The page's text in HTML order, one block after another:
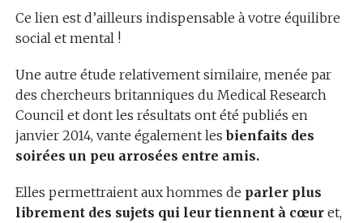
Ce lien est d’ailleurs indispensable à votre équilibre
social et mental !
Une autre étude relativement similaire, menée par
des chercheurs britanniques du Medical Research
Council et dont les résultats ont été publiés en
janvier 2014, vante également lesbienfaits des
soirées un peu arrosées entre amis.
Elles permettraient aux hommes de parler plus
librement des sujets qui leur tiennent à cœuret,